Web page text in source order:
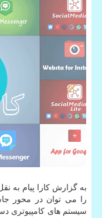
را می توان در محور
سیستم های كامپیوتری